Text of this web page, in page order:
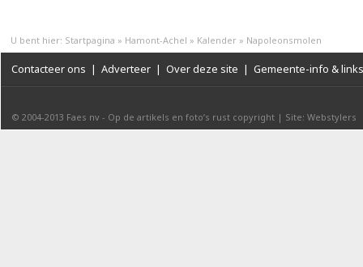
U bent hier: Startpagina » Hamont-Achel » Kalender » Napoleonsmolen
Contacteer ons | Adverteer | Over deze site | Gemeente-info & links
© 2004-2013 Faes nv - Op de artikels en foto’s rust copyright | Site: Webstylers